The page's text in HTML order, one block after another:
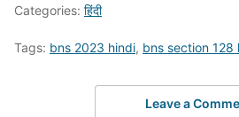
Categories: हिंदी
Tags: bns 2023 hindi, bns section 128
Leave a